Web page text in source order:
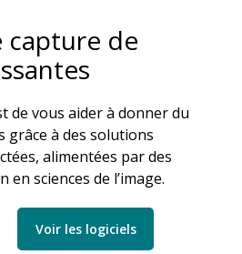
capture de
de vous aider à donner du
grâce à des solutions
alimentées par des
en sciences de l’image.
Voir les logiciels